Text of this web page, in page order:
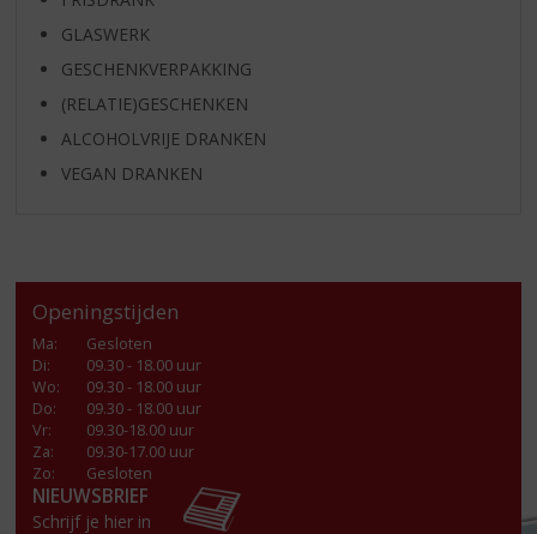
GLASWERK
GESCHENKVERPAKKING
(RELATIE)GESCHENKEN
ALCOHOLVRIJE DRANKEN
VEGAN DRANKEN
Openingstijden
Ma:
Gesloten
Di:
09.30 - 18.00 uur
Wo:
09.30 - 18.00 uur
Do:
09.30 - 18.00 uur
Vr:
09.30-18.00 uur
Za:
09.30-17.00 uur
Zo:
Gesloten
NIEUWSBRIEF
Schrijf je hier in